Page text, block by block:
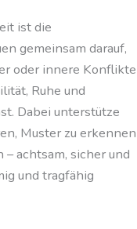
ist die
gemeinsam darauf,
oder innere Konflikte
Ruhe und
Dabei unterstütze
Muster zu erkennen
achtsam, sicher und
und tragfähig